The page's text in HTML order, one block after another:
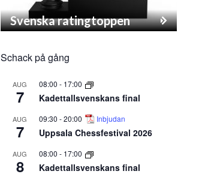
Svenska ratingtoppen
Schack på gång
AUG
7
08:00 - 17:00
Kadettallsvenskans final
AUG
7
09:30 -20:00 Inbjudan
Uppsala Chessfestival 2026
AUG
8
08:00 - 17:00
Kadettallsvenskans final